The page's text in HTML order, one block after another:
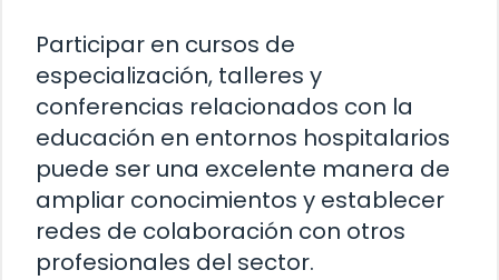
Participar en cursos de
especialización, talleres y
conferencias relacionados con la
educación en entornos hospitalarios
puede ser una excelente manera de
ampliar conocimientos y establecer
redes de colaboración con otros
profesionales del sector.